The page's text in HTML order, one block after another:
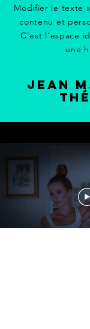
Modifier le texte
contenu et
C'est l'espace
une
JEAN